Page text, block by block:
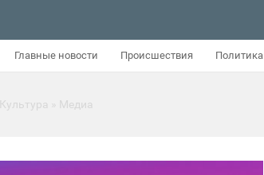
Главные новости Происшествия Политика
Культура » Медиа